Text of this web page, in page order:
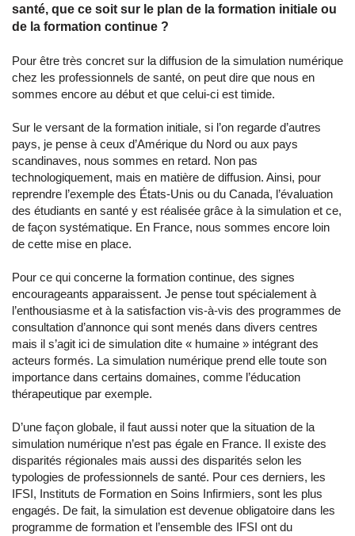
santé, que ce soit sur le plan de la formation initiale ou
de la formation continue ?
Pour être très concret sur la diffusion de la simulation numérique
chez les professionnels de santé, on peut dire que nous en
sommes encore au début et que celui-ci est timide.
Sur le versant de la formation initiale, si l’on regarde d’autres
pays, je pense à ceux d’Amérique du Nord ou aux pays
scandinaves, nous sommes en retard. Non pas
technologiquement, mais en matière de diffusion. Ainsi, pour
reprendre l’exemple des États-Unis ou du Canada, l’évaluation
des étudiants en santé y est réalisée grâce à la simulation et ce,
de façon systématique. En France, nous sommes encore loin
de cette mise en place.
Pour ce qui concerne la formation continue, des signes
encourageants apparaissent. Je pense tout spécialement à
l’enthousiasme et à la satisfaction vis-à-vis des programmes de
consultation d’annonce qui sont menés dans divers centres
mais il s’agit ici de simulation dite « humaine » intégrant des
acteurs formés. La simulation numérique prend elle toute son
importance dans certains domaines, comme l’éducation
thérapeutique par exemple.
D’une façon globale, il faut aussi noter que la situation de la
simulation numérique n’est pas égale en France. Il existe des
disparités régionales mais aussi des disparités selon les
typologies de professionnels de santé. Pour ces derniers, les
IFSI, Instituts de Formation en Soins Infirmiers, sont les plus
engagés. De fait, la simulation est devenue obligatoire dans les
programme de formation et l’ensemble des IFSI ont du